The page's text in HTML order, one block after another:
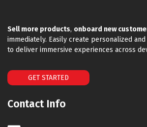
Sell more products, onboard new
immediately. Easily create personalized and
to deliver immersive experiences across
GET STARTED
Contact Info